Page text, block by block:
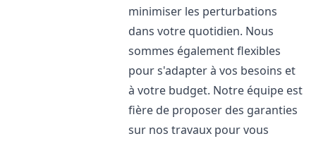
minimiser les perturbations
dans votre quotidien. Nous
sommes également flexibles
pour s'adapter à vos besoins et
à votre budget. Notre équipe est
fière de proposer des garanties
sur nos travaux pour vous